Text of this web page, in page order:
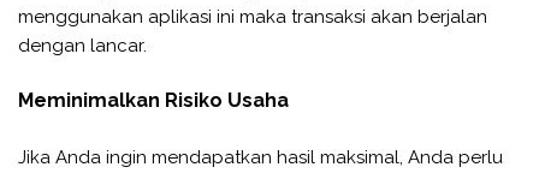
menggunakan aplikasi ini maka transaksi akan berjalan
dengan lancar.
Meminimalkan Risiko Usaha
Jika Anda ingin mendapatkan hasil maksimal, Anda perlu